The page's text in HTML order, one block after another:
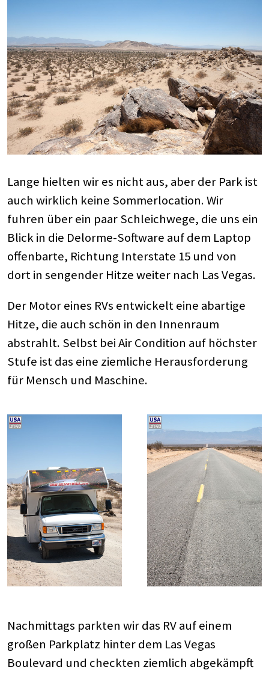
Lange hielten wir es nicht aus, aber der Park ist
auch wirklich keine Sommerlocation. Wir
fuhren über ein paar Schleichwege, die uns ein
Blick in die Delorme-Software auf dem Laptop
offenbarte, Richtung Interstate 15 und von
dort in sengender Hitze weiter nach Las Vegas.
Der Motor eines RVs entwickelt eine abartige
Hitze, die auch schön in den Innenraum
abstrahlt. Selbst bei Air Condition auf höchster
Stufe ist das eine ziemliche Herausforderung
für Mensch und Maschine.
Nachmittags parkten wir das RV auf einem
großen Parkplatz hinter dem Las Vegas
Boulevard und checkten ziemlich abgekämpft